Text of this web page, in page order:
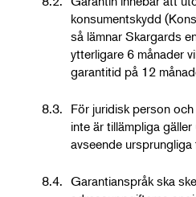
konsumentskydd
så lämnar Skargards
ytterligare 6 månader
garantitid på 12
8.3. För juridisk person
inte är tillämpliga
avseende ursprungliga
8.4. Garantianspråk ska